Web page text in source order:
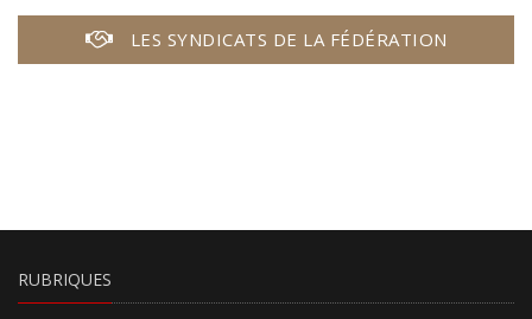
LES SYNDICATS DE LA FÉDÉRATION
RUBRIQUES